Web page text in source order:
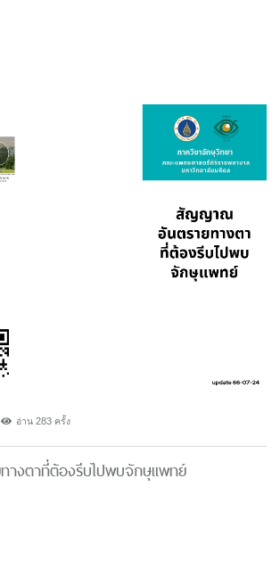
อ่าน 283 ครั้ง
งตาที่ต้องรีบไปพบจักษุแพทย์